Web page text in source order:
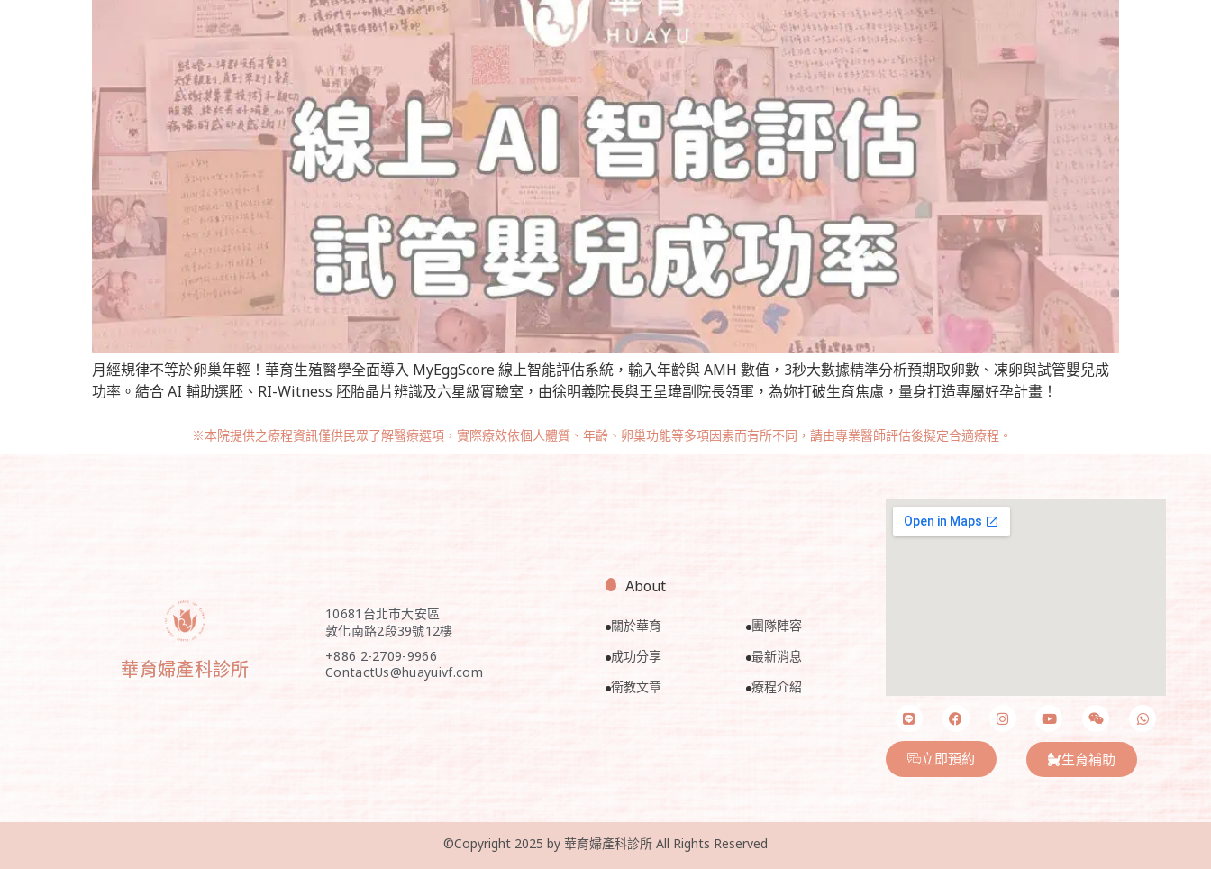
月經規律不等於卵巢年輕！華育生殖醫學全面導入 MyEggScore 線上智能評估系統，輸入年齡與 AMH 數值，3秒大數據精準分析預期取卵數、凍卵與試管嬰兒成
功率。結合 AI 輔助選胚、RI-Witness 胚胎晶片辨識及六星級實驗室，由徐明義院長與王呈瑋副院長領軍，為妳打破生育焦慮，量身打造專屬好孕計畫！
※本院提供之療程資訊僅供民眾了解醫療選項，實際療效依個人體質、年齡、卵巢功能等多項因素而有所不同，請由專業醫師評估後擬定合適療程。
華育婦產科診所
10681台北市大安區
敦化南路2段39號12樓
+886 2-2709-9966
ContactUs@huayuivf.com
About
關於華育
團隊陣容
成功分享
最新消息
衛教文章
療程介紹
立即預約 生育補助
©Copyright 2025 by 華育婦產科診所 All Rights Reserved